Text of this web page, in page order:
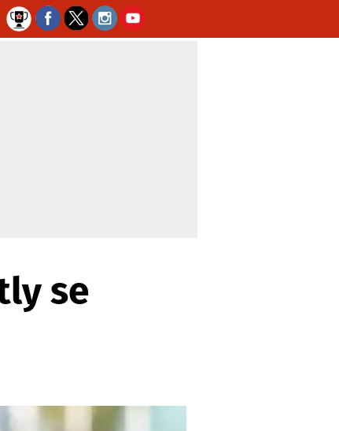
se